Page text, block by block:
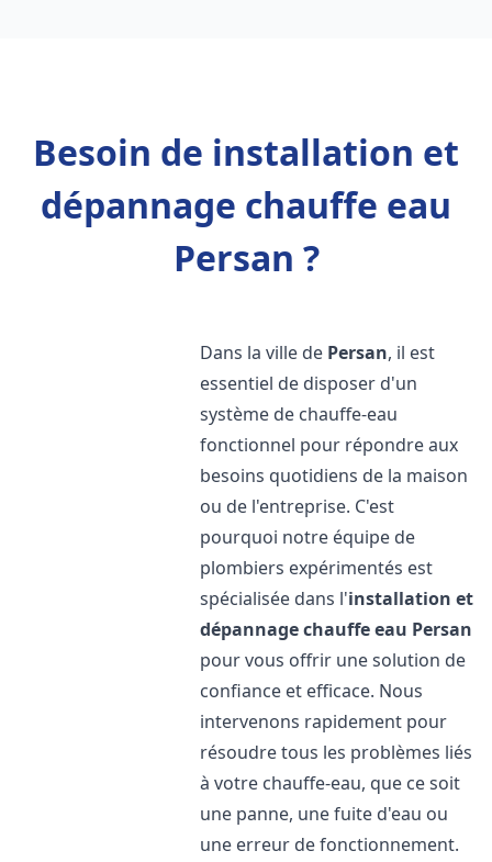
Besoin de installation et
dépannage chauffe eau
Persan ?
Dans la ville de Persan, il est
essentiel de disposer d'un
système de chauffe-eau
fonctionnel pour répondre aux
besoins quotidiens de la maison
ou de l'entreprise. C'est
pourquoi notre équipe de
plombiers expérimentés est
spécialisée dans l'installation et
dépannage chauffe eau Persan
pour vous offrir une solution de
confiance et efficace. Nous
intervenons rapidement pour
résoudre tous les problèmes liés
à votre chauffe-eau, que ce soit
une panne, une fuite d'eau ou
une erreur de fonctionnement.